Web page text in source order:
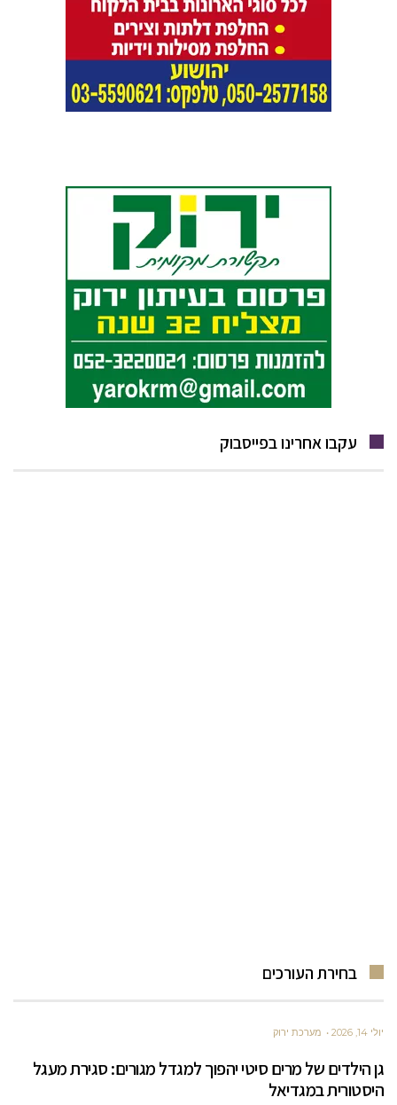
עקבו אחרינו בפייסבוק
בחירת העורכים
יולי 14, 2026 מערכת ירוק
גן הילדים של מרים סיטי יהפוך למגדל מגורים: סגירת מעגל
היסטורית במגדיאל